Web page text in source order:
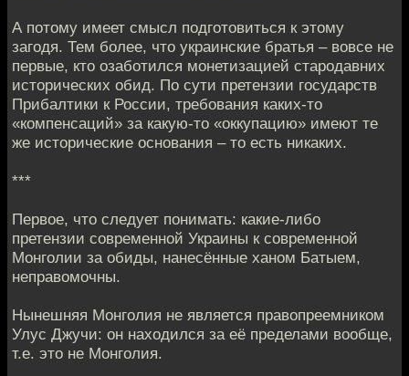
А потому имеет смысл подготовиться к этому
загодя. Тем более, что украинские братья – вовсе не
первые, кто озаботился монетизацией стародавних
исторических обид. По сути претензии государств
Прибалтики к России, требования каких-то
«компенсаций» за какую-то «оккупацию» имеют те
же исторические основания – то есть никаких.
***
Первое, что следует понимать: какие-либо
претензии современной Украины к современной
Монголии за обиды, нанесённые ханом Батыем,
неправомочны.
Нынешняя Монголия не является правопреемником
Улус Джучи: он находился за её пределами вообще,
т.е. это не Монголия.